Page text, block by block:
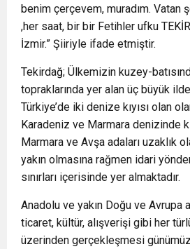
benim çerçevem, muradım. Vatan
,her saat, bir bir Fetihler ufku
İzmir.” Şiiriyle ifade etmiştir.
Tekirdağ; Ülkemizin kuzey-
topraklarında yer alan üç büyük
Türkiye’de iki denize kıyısı olan
Karadeniz ve Marmara denizinde
Marmara ve Avşa adaları uzaklık
yakın olmasına rağmen idari
sınırları içerisinde yer almaktadır.
Anadolu ve yakın Doğu ve Avrupa
ticaret, kültür, alışverişi gibi her
üzerinden gerçekleşmesi